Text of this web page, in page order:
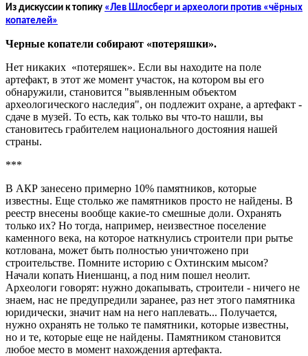
Из дискуссии к топику «Лев Шлосберг и археологи против «чёрных
копателей»
Черные копатели собирают «потеряшки».
Нет никаких «потеряшек». Если вы находите на поле
артефакт, в этот же момент участок, на котором вы его
обнаружили, становится "выявленным объектом
археологического наследия", он подлежит охране, а артефакт -
сдаче в музей. То есть, как только вы что-то нашли, вы
становитесь грабителем национального достояния нашей
страны.
***
В АКР занесено примерно 10% памятников, которые
известны. Еще столько же памятников просто не найдены. В
реестр внесены вообще какие-то смешные доли. Охранять
только их? Но тогда, например, неизвестное поселение
каменного века, на которое наткнулись строители при рытье
котлована, может быть полностью уничтожено при
строительстве. Помните историю с Охтинским мысом?
Начали копать Ниеншанц, а под ним пошел неолит.
Археологи говорят: нужно докапывать, строители - ничего не
знаем, нас не предупредили заранее, раз нет этого памятника
юридически, значит нам на него наплевать... Получается,
нужно охранять не только те памятники, которые известны,
но и те, которые еще не найдены. Памятником становится
любое место в момент нахождения артефакта.